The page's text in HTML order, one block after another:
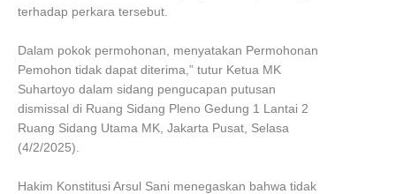
terhadap perkara tersebut.
Dalam pokok permohonan, menyatakan Permohonan
Pemohon tidak dapat diterima,” tutur Ketua MK
Suhartoyo dalam sidang pengucapan putusan
dismissal di Ruang Sidang Pleno Gedung 1 Lantai 2
Ruang Sidang Utama MK, Jakarta Pusat, Selasa
(4/2/2025).
Hakim Konstitusi Arsul Sani menegaskan bahwa tidak